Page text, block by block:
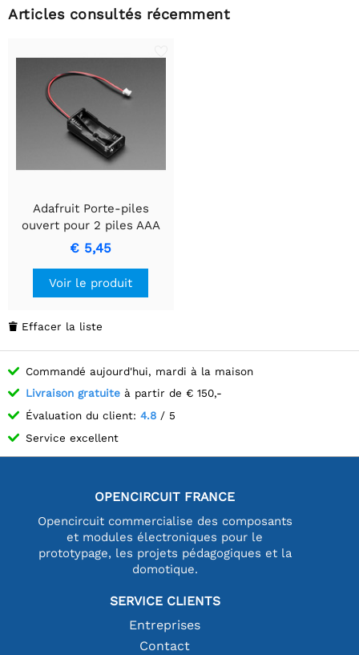
Articles consultés récemment
Adafruit Porte-piles
ouvert pour 2 piles AAA
avec connecteur JST PH
€ 5,45
Voir le produit
 Effacer la liste
Commandé aujourd'hui, mardi à la maison
Livraison gratuite à partir de € 150,-
Évaluation du client: 4.8 / 5
Service excellent
OPENCIRCUIT FRANCE
Opencircuit commercialise des composants
et modules électroniques pour le
prototypage, les projets pédagogiques et la
domotique.
SERVICE CLIENTS
Entreprises
Contact